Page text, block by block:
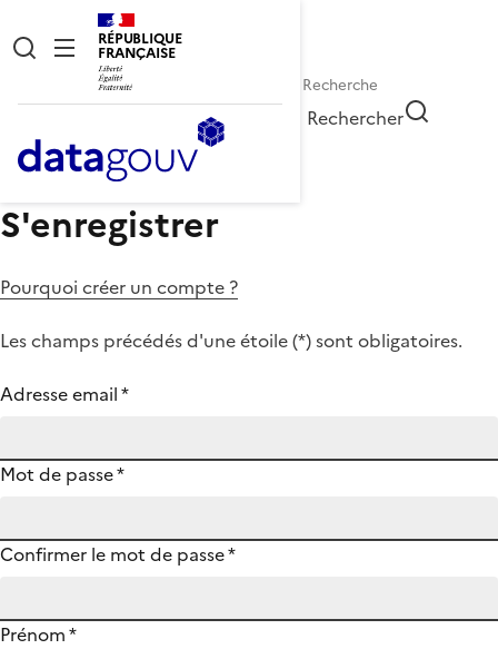
RÉPUBLIQUE
FRANÇAISE
Rechercher
S'enregistrer
Pourquoi créer un compte ?
Les champs précédés d'une étoile (*) sont obligatoires.
Adresse email*
Mot de passe*
Confirmer le mot de passe*
Prénom*